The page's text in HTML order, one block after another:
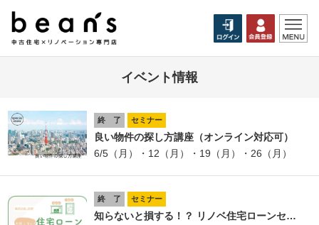
イベント情報
終 了 セミナー
良い物件の探し方講座（オンライン対応可）
6/5（月）・12（月）・19（月）・26（月）
終 了 セミナー
知らないと損する！？ リノベ住宅ローンセ…